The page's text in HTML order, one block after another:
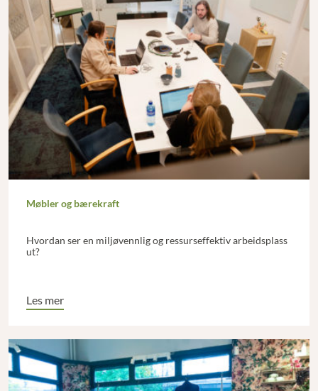
Møbler og bærekraft
Hvordan ser en miljøvennlig og ressurseffektiv arbeidsplass
ut?
Les mer